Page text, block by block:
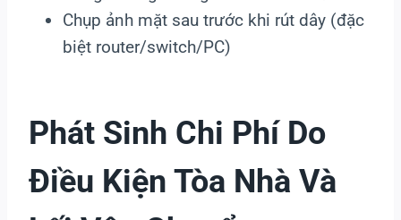
Chụp ảnh mặt sau trước khi rút dây (đặc
biệt router/switch/PC)
Phát Sinh Chi Phí Do
Điều Kiện Tòa Nhà Và